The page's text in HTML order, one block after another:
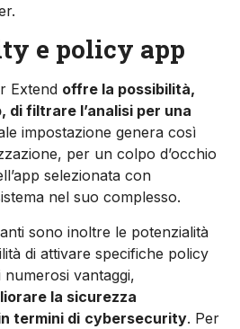
e policy app
Extend offre la possibilità,
di filtrare l’analisi per una
impostazione genera così
per un colpo d’occhio
selezionata con
nel suo complesso.
sono inoltre le po­tenzialità
di attivare specifiche policy
vantaggi,
la sicurez­za
termini di cybersecurity. Per